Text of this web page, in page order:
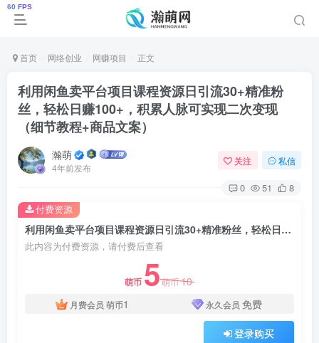
首页 网络创业 网赚项目 正文
利用闲鱼卖平台项目课程资源日引流30+精准粉
丝，轻松日赚100+，积累人脉可实现二次变现
（细节教程+商品文案）
瀚萌
4年前发布
关注 私信
0 51 8
利用闲鱼卖平台项目课程资源日引流30+精准粉丝，轻松日赚100+，积累人脉可实现二次变现（细节教程+商品文案）
此内容为付费资源，请付费后查看
萌币 5萌币10
月费会员 萌币1 永久会员 免费
登录购买
付费资源